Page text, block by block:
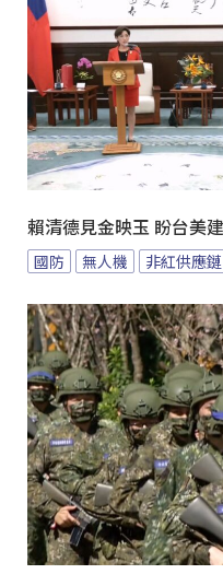
賴清德見金映玉 盼台美
國防 無人機 非紅供應鏈